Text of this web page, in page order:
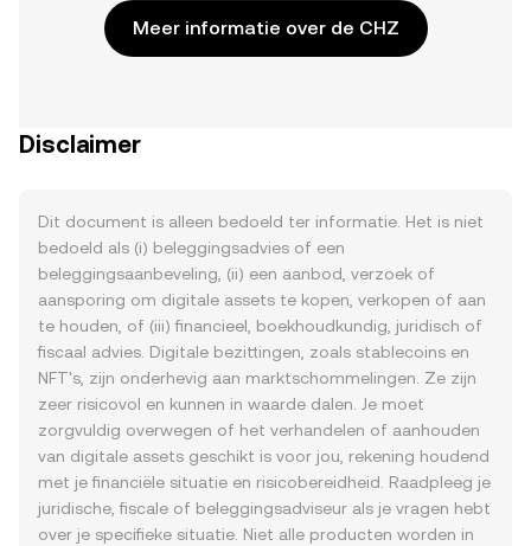
Meer informatie over de CHZ
Disclaimer
Dit document is alleen bedoeld ter informatie. Het is niet
bedoeld als (i) beleggingsadvies of een
beleggingsaanbeveling, (ii) een aanbod, verzoek of
aansporing om digitale assets te kopen, verkopen of aan
te houden, of (iii) financieel, boekhoudkundig, juridisch of
fiscaal advies. Digitale bezittingen, zoals stablecoins en
NFT's, zijn onderhevig aan marktschommelingen. Ze zijn
zeer risicovol en kunnen in waarde dalen. Je moet
zorgvuldig overwegen of het verhandelen of aanhouden
van digitale assets geschikt is voor jou, rekening houdend
met je financiële situatie en risicobereidheid. Raadpleeg je
juridische, fiscale of beleggingsadviseur als je vragen hebt
over je specifieke situatie. Niet alle producten worden in